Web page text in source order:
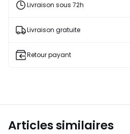
Livraison sous 72h
Livraison gratuite
Retour payant
Articles similaires